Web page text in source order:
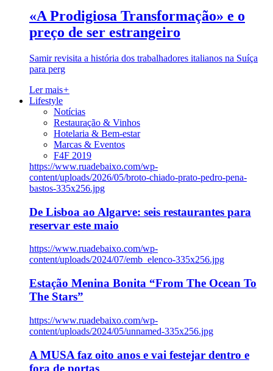
«A Prodigiosa Transformação» e o
preço de ser estrangeiro
Samir revisita a história dos trabalhadores italianos na Suíça
para perg
Ler mais+
Lifestyle
Notícias
Restauração & Vinhos
Hotelaria & Bem-estar
Marcas & Eventos
F4F 2019
https://www.ruadebaixo.com/wp-
content/uploads/2026/05/broto-chiado-prato-pedro-pena-
bastos-335x256.jpg
De Lisboa ao Algarve: seis restaurantes para
reservar este maio
https://www.ruadebaixo.com/wp-
content/uploads/2024/07/emb_elenco-335x256.jpg
Estação Menina Bonita “From The Ocean To
The Stars”
https://www.ruadebaixo.com/wp-
content/uploads/2024/05/unnamed-335x256.jpg
A MUSA faz oito anos e vai festejar dentro e
fora de portas